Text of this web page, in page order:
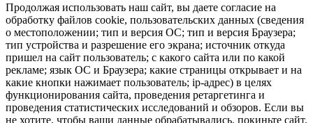
Продолжая использовать наш сайт, вы даете согласие на
обработку файлов cookie, пользовательских данных (сведения
о местоположении; тип и версия ОС; тип и версия Браузера;
тип устройства и разрешение его экрана; источник откуда
пришел на сайт пользователь; с какого сайта или по какой
рекламе; язык ОС и Браузера; какие страницы открывает и на
какие кнопки нажимает пользователь; ip-адрес) в целях
функционирования сайта, проведения ретаргетинга и
проведения статистических исследований и обзоров. Если вы
не хотите, чтобы ваши данные обрабатывались, покиньте сайт.